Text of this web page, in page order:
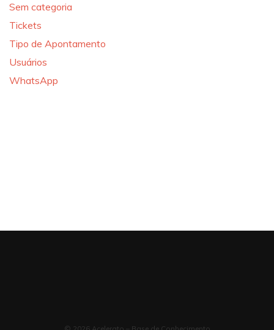
Sem categoria
Tickets
Tipo de Apontamento
Usuários
WhatsApp